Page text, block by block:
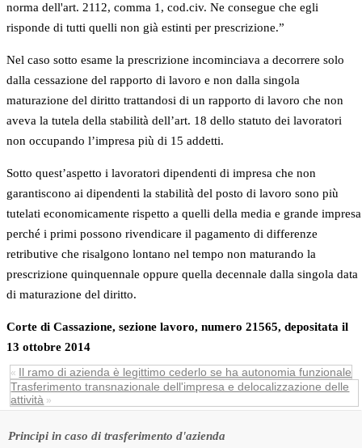
norma dell'art. 2112, comma 1, cod.civ. Ne consegue che egli
risponde di tutti quelli non già estinti per prescrizione.”
Nel caso sotto esame la prescrizione incominciava a decorrere solo
dalla cessazione del rapporto di lavoro e non dalla singola
maturazione del diritto trattandosi di un rapporto di lavoro che non
aveva la tutela della stabilità dell’art. 18 dello statuto dei lavoratori
non occupando l’impresa più di 15 addetti.
Sotto quest’aspetto i lavoratori dipendenti di impresa che non
garantiscono ai dipendenti la stabilità del posto di lavoro sono più
tutelati economicamente rispetto a quelli della media e grande impresa
perché i primi possono rivendicare il pagamento di differenze
retributive che risalgono lontano nel tempo non maturando la
prescrizione quinquennale oppure quella decennale dalla singola data
di maturazione del diritto.
Corte di Cassazione, sezione lavoro, numero 21565, depositata il
13 ottobre 2014
« Il ramo di azienda è legittimo cederlo se ha autonomia funzionale
Trasferimento transnazionale dell'impresa e delocalizzazione delle
attività »
Principi in caso di trasferimento d'azienda